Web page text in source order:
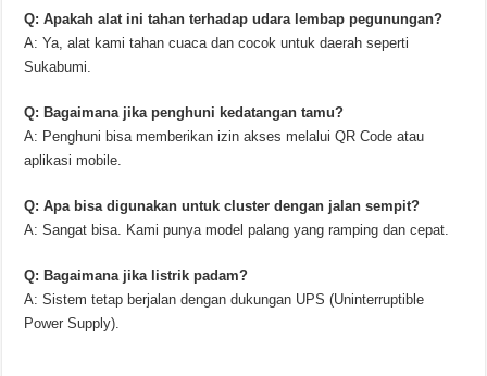
Q: Apakah alat ini tahan terhadap udara lembap pegunungan?
A: Ya, alat kami tahan cuaca dan cocok untuk daerah seperti
Sukabumi.
Q: Bagaimana jika penghuni kedatangan tamu?
A: Penghuni bisa memberikan izin akses melalui QR Code atau
aplikasi mobile.
Q: Apa bisa digunakan untuk cluster dengan jalan sempit?
A: Sangat bisa. Kami punya model palang yang ramping dan cepat.
Q: Bagaimana jika listrik padam?
A: Sistem tetap berjalan dengan dukungan UPS (Uninterruptible
Power Supply).